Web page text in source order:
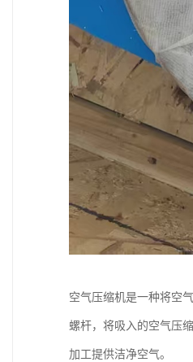
空气压缩机是一种将空
螺杆，将吸入的空气压
加工提供洁净空气。